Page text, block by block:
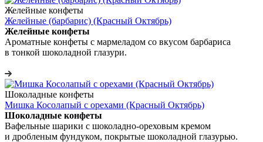
Желейные конфеты
Желейные (барбарис) (Красный Октябрь)
Желейные конфеты
Ароматные конфеты с мармеладом со вкусом барбариса
в тонкой шоколадной глазури.
Шоколадные конфеты
Мишка Косолапый с орехами (Красный Октябрь)
Шоколадные конфеты
Вафельные шарики с шоколадно-ореховым кремом
и дробленым фундуком, покрытые шоколадной глазурью.